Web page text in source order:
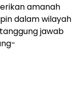
amanah
dalam wilayah
jawab